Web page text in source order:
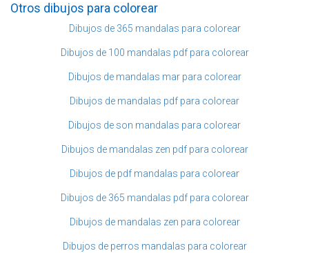
Otros dibujos para colorear
Dibujos de 365 mandalas para colorear
Dibujos de 100 mandalas pdf para colorear
Dibujos de mandalas mar para colorear
Dibujos de mandalas pdf para colorear
Dibujos de son mandalas para colorear
Dibujos de mandalas zen pdf para colorear
Dibujos de pdf mandalas para colorear
Dibujos de 365 mandalas pdf para colorear
Dibujos de mandalas zen para colorear
Dibujos de perros mandalas para colorear